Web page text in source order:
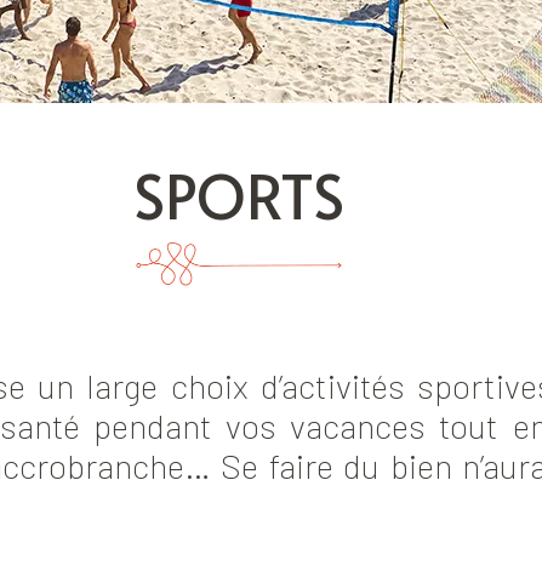
SPORTS
un large choix d’activités
pendant vos vacances tout
Se faire du bien